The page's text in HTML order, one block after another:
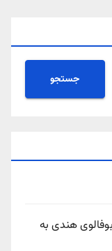
جستجو
هندی به